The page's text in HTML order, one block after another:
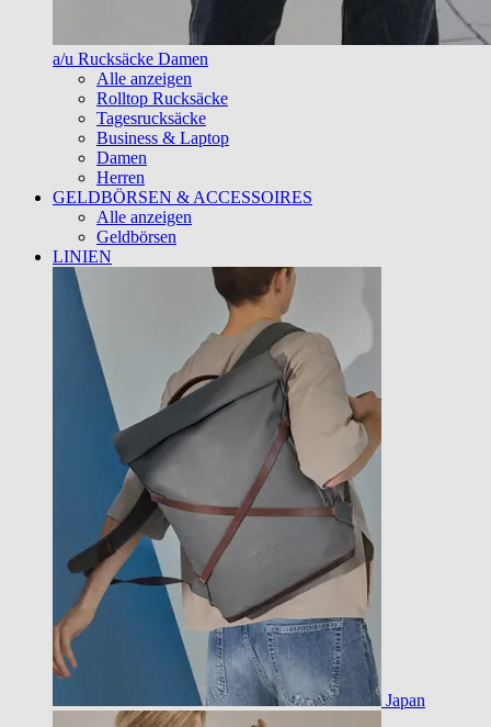
a/u Rucksäcke Damen
Alle anzeigen
Rolltop Rucksäcke
Tagesrucksäcke
Business & Laptop
Damen
Herren
GELDBÖRSEN & ACCESSOIRES
Alle anzeigen
Geldbörsen
LINIEN
Japan